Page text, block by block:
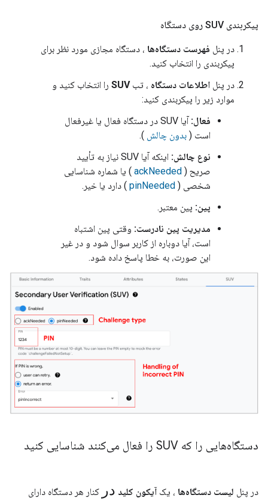
پیکربندی SUV روی دستگاه
در پنل فهرست دستگاه‌ها ، دستگاه مجازی مورد نظر برای
پیکربندی را انتخاب کنید.
در پنل اطلاعات دستگاه ، تبSUV را انتخاب کنید و
موارد زیر را پیکربندی کنید:
فعال:
آیا SUV در دستگاه فعال یا غیرفعال
است ( بدون چالش ).
نوع چالش:
اینکه آیا SUV نیاز به تأیید
صریح ( ackNeeded ) یا شماره شناسایی
شخصی ( pinNeeded ) دارد یا خیر.
پین: پین معتبر.
مدیریت پین نادرست: وقتی پین اشتباه
است، آیا دوباره از کاربر سوال شود و در غیر
این صورت، به خطا پاسخ داده شود.
دستگاه‌هایی را که SUV را فعال می‌کنند شناسایی کنید
در پنل لیست دستگاه‌ها ، یک آیکون کلید در کنار هر دستگاه دارای